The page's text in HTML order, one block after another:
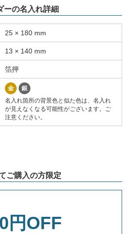
ーの名入れ詳細
25 × 180 mm
13 × 140 mm
箔押
金
銀
名入れ箇所の背景色と似た色は、名入れ
が見えなくなる可能性がございます。ご
注意ください。
ご購入の方限定
円OFF